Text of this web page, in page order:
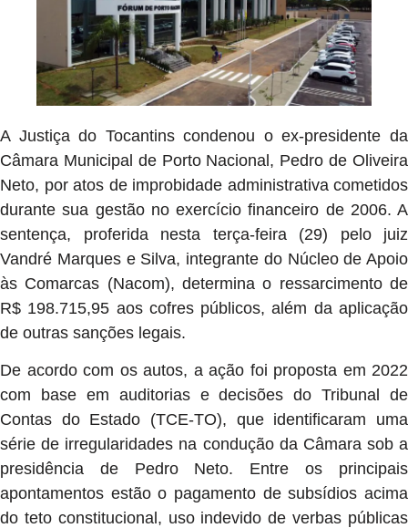
A Justiça do Tocantins condenou o ex-presidente da
Câmara Municipal de Porto Nacional, Pedro de Oliveira
Neto, por atos de improbidade administrativa cometidos
durante sua gestão no exercício financeiro de 2006. A
sentença, proferida nesta terça-feira (29) pelo juiz
Vandré Marques e Silva, integrante do Núcleo de Apoio
às Comarcas (Nacom), determina o ressarcimento de
R$ 198.715,95 aos cofres públicos, além da aplicação
de outras sanções legais.
De acordo com os autos, a ação foi proposta em 2022
com base em auditorias e decisões do Tribunal de
Contas do Estado (TCE-TO), que identificaram uma
série de irregularidades na condução da Câmara sob a
presidência de Pedro Neto. Entre os principais
apontamentos estão o pagamento de subsídios acima
do teto constitucional, uso indevido de verbas públicas